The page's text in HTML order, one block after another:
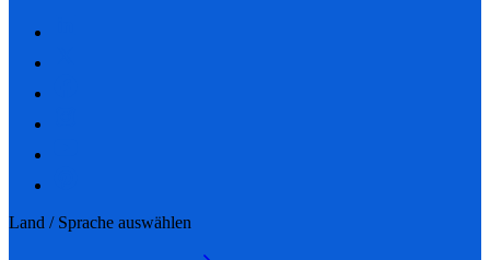
Land / Sprache auswählen